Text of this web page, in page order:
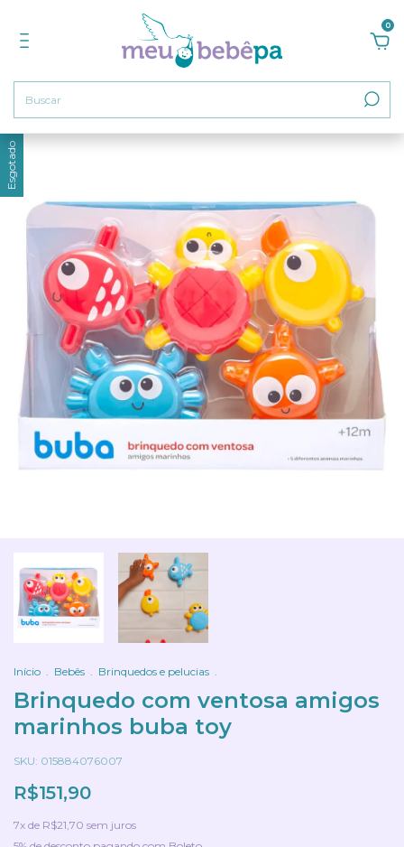
0
Esgotado
Início . Bebês . Brinquedos e pelucias .
Brinquedo com ventosa amigos
marinhos buba toy
SKU: 015884076007
R$151,90
7x de R$21,70 sem juros